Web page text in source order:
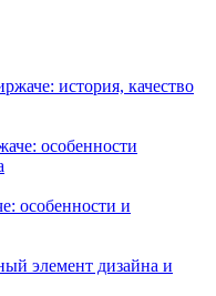
история, качество
особенности
особенности и
элемент дизайна и